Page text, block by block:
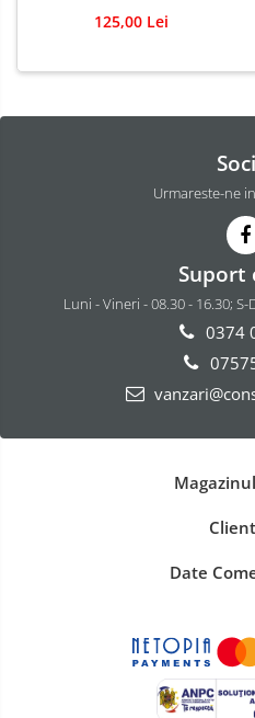
125,00 Lei
Urmareste-ne
Suport
Luni - Vineri - 08.30 - 16.30;
0374
Date